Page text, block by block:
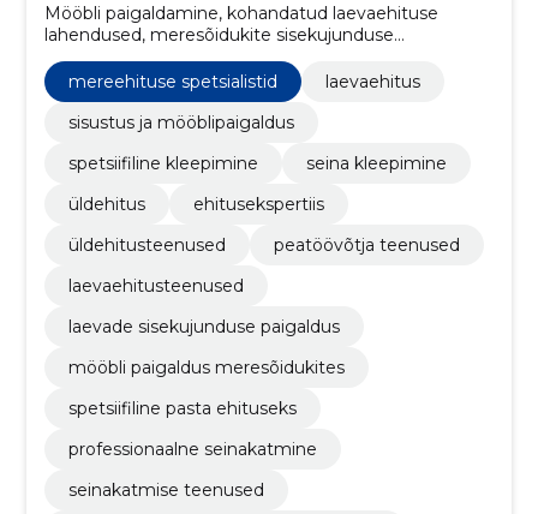
Mööbli paigaldamine, kohandatud laevaehituse
lahendused, meresõidukite sisekujunduse
kohandamine, spetsialiseeritud ehituspastad, ehitus ja
konstruktsioon, seinte kleepimine, ehitustehnikad,
sisustuse paigaldamine, Konstruktsioonitööd,
seinaviimistlus
mereehituse spetsialistid
laevaehitus
sisustus ja mööblipaigaldus
spetsiifiline kleepimine
seina kleepimine
üldehitus
ehitusekspertiis
üldehitusteenused
peatöövõtja teenused
laevaehitusteenused
laevade sisekujunduse paigaldus
mööbli paigaldus meresõidukites
spetsiifiline pasta ehituseks
professionaalne seinakatmine
seinakatmise teenused